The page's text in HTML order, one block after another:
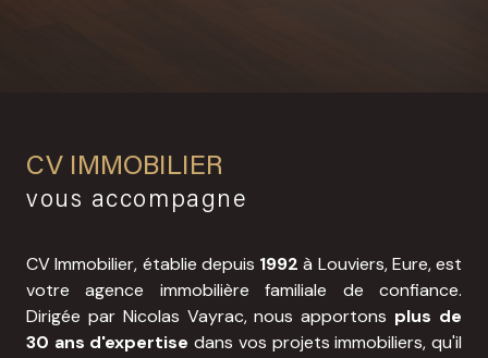
CV IMMOBILIER
vous accompagne
CV Immobilier, établie depuis 1992 à Louviers, Eure, est
votre agence immobilière familiale de confiance.
Dirigée par Nicolas Vayrac, nous apportons plus de
30 ans d'expertise dans vos projets immobiliers, qu'il